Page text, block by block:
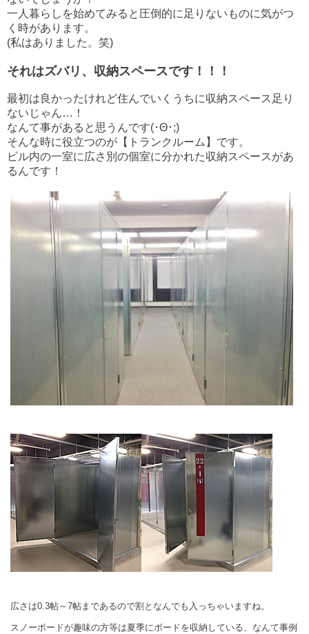
一人暮らしを始めてみると圧倒的に足りないものに気がつ
く時があります。
(私はありました。笑)
それはズバリ、収納スペースです！！！
最初は良かったけれど住んでいくうちに収納スペース足り
ないじゃん…！
なんて事があると思うんです(･Θ･;)
そんな時に役立つのが【トランクルーム】です。
ビル内の一室に広さ別の個室に分かれた収納スペースがあ
るんです！
広さは0.3帖～7帖まであるので割となんでも入っちゃいますね。
スノーボードが趣味の方等は夏季にボードを収納している、なんて事例